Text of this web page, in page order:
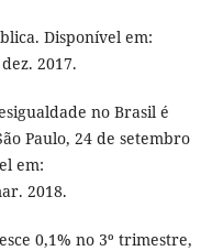
Disponível em:
2017.
no Brasil é
Paulo, 24 de setembro
em:
2018.
0,1% no 3º trimestre,